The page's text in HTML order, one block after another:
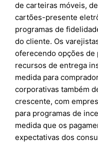
de carteiras móveis,
cartões-presente
programas de
do cliente. Os
oferecendo opções de
recursos de entrega
medida para
corporativas também
crescente, com
para programas de
medida que os
expectativas dos